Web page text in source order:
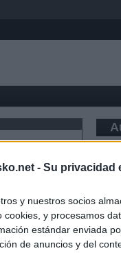
- Su privacidad
y nuestros socios
cookies, y procesamos
estándar enviada
de anuncios y del